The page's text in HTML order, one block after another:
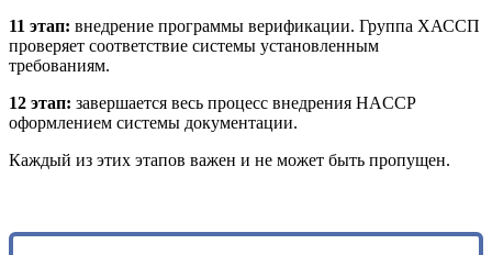
11 этап: внедрение программы верификации. Группа ХАССП
проверяет соответствие системы установленным
требованиям.
12 этап: завершается весь процесс внедрения HACCP
оформлением системы документации.
Каждый из этих этапов важен и не может быть пропущен.